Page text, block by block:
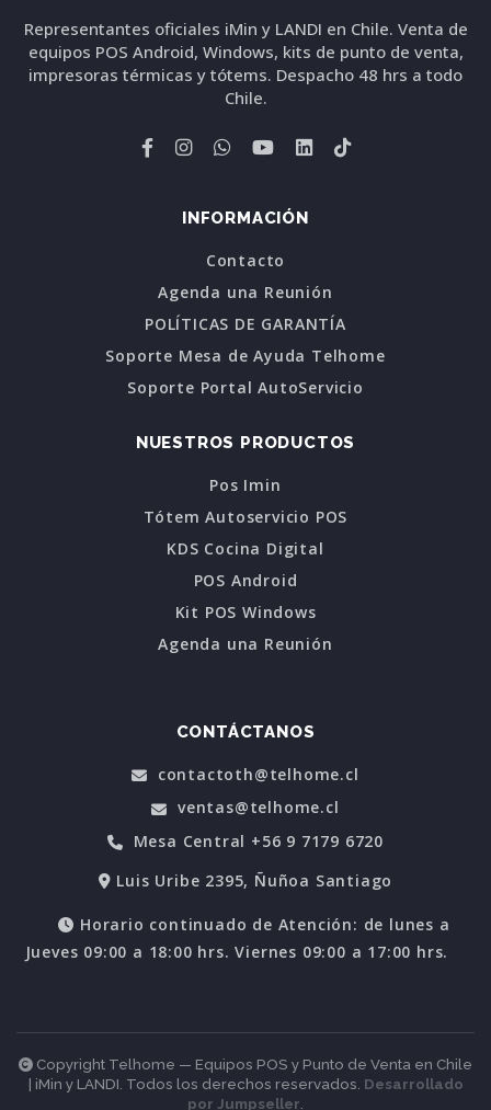
Representantes oficiales iMin y LANDI en Chile. Venta de
equipos POS Android, Windows, kits de punto de venta,
impresoras térmicas y tótems. Despacho 48 hrs a todo
Chile.
INFORMACIÓN
Contacto
Agenda una Reunión
POLÍTICAS DE GARANTÍA
Soporte Mesa de Ayuda Telhome
Soporte Portal AutoServicio
NUESTROS PRODUCTOS
Pos Imin
Tótem Autoservicio POS
KDS Cocina Digital
POS Android
Kit POS Windows
Agenda una Reunión
CONTÁCTANOS
contactoth@telhome.cl
ventas@telhome.cl
Mesa Central +56 9 7179 6720
Luis Uribe 2395, Ñuñoa Santiago
Horario continuado de Atención: de lunes a
Jueves 09:00 a 18:00 hrs. Viernes 09:00 a 17:00 hrs.
Copyright Telhome — Equipos POS y Punto de Venta en Chile
| iMin y LANDI. Todos los derechos reservados. Desarrollado
por Jumpseller